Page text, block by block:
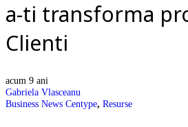
a-ti transforma
Clienti
acum 9 ani
Gabriela Vlasceanu
Business News Centype, Resurse